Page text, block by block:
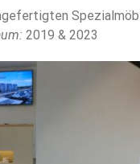
2019 & 2023